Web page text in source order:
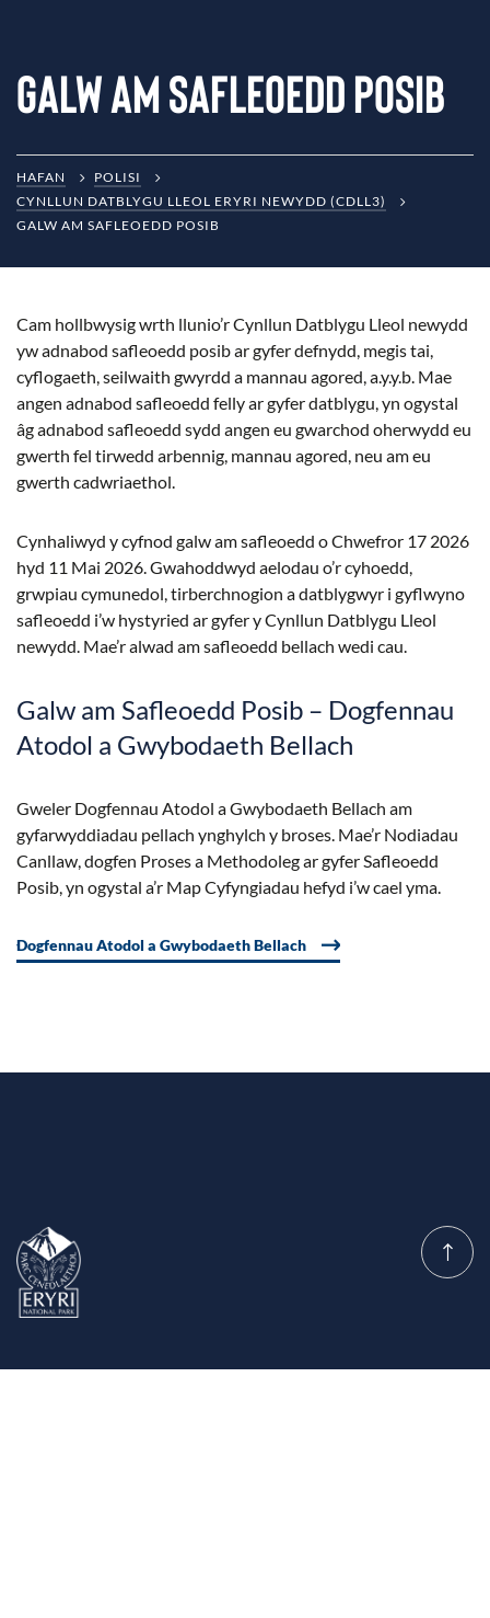
Galw am Safleoedd Posib
HAFAN
POLISI
CYNLLUN DATBLYGU LLEOL ERYRI NEWYDD (CDLL3)
GALW AM SAFLEOEDD POSIB
Cam hollbwysig wrth llunio’r Cynllun Datblygu Lleol newydd
yw adnabod safleoedd posib ar gyfer defnydd, megis tai,
cyflogaeth, seilwaith gwyrdd a mannau agored, a.y.y.b. Mae
angen adnabod safleoedd felly ar gyfer datblygu, yn ogystal
âg adnabod safleoedd sydd angen eu gwarchod oherwydd eu
gwerth fel tirwedd arbennig, mannau agored, neu am eu
gwerth cadwriaethol.
Cynhaliwyd y cyfnod galw am safleoedd o Chwefror 17 2026
hyd 11 Mai 2026. Gwahoddwyd aelodau o’r cyhoedd,
grwpiau cymunedol, tirberchnogion a datblygwyr i gyflwyno
safleoedd i’w hystyried ar gyfer y Cynllun Datblygu Lleol
newydd. Mae’r alwad am safleoedd bellach wedi cau.
Galw am Safleoedd Posib – Dogfennau
Atodol a Gwybodaeth Bellach
Gweler Dogfennau Atodol a Gwybodaeth Bellach am
gyfarwyddiadau pellach ynghylch y broses. Mae’r Nodiadau
Canllaw, dogfen Proses a Methodoleg ar gyfer Safleoedd
Posib, yn ogystal a’r Map Cyfyngiadau hefyd i’w cael yma.
Dogfennau Atodol a Gwybodaeth Bellach